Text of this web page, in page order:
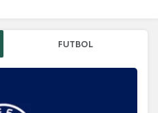
FUTBOL